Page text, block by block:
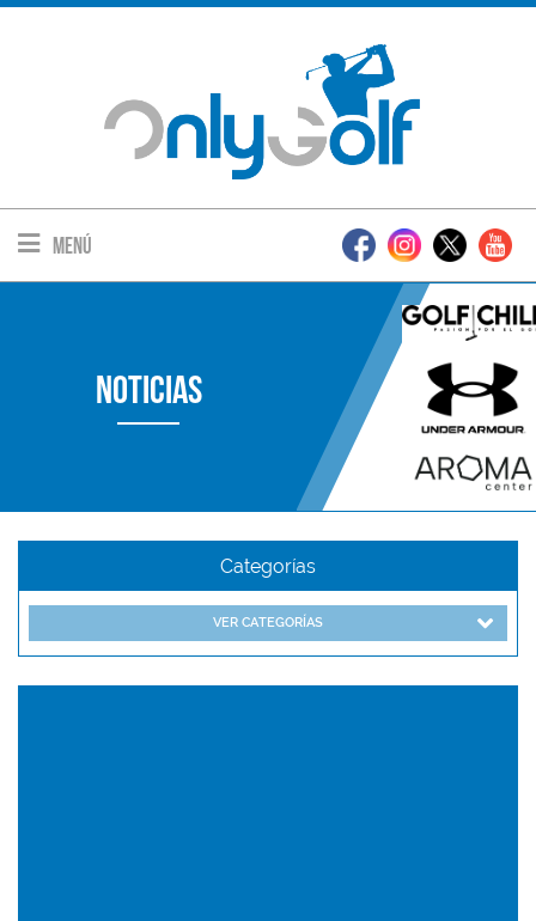
Menú
Noticias
Categorías
VER CATEGORÍAS